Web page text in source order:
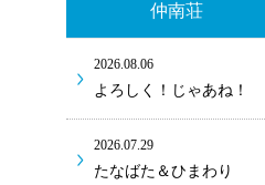
仲南荘
2026.08.06
よろしく！じゃあね！
2026.07.29
たなばた＆ひまわり